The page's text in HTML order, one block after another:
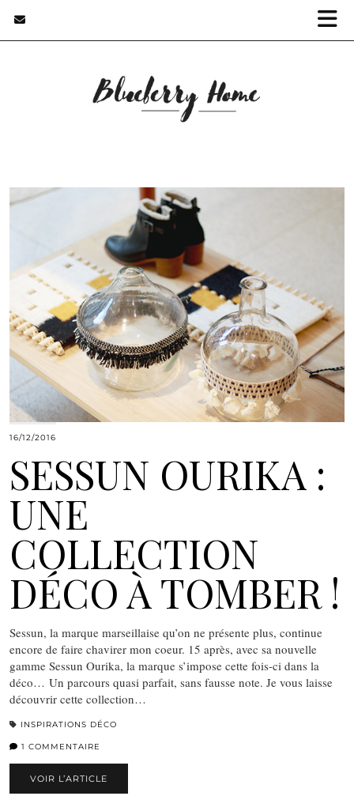
16/12/2016
SESSUN OURIKA :
UNE
COLLECTION
DÉCO À TOMBER !
Sessun, la marque marseillaise qu’on ne présente plus, continue
encore de faire chavirer mon coeur. 15 après, avec sa nouvelle
gamme Sessun Ourika, la marque s’impose cette fois-ci dans la
déco… Un parcours quasi parfait, sans fausse note. Je vous laisse
découvrir cette collection…
INSPIRATIONS DÉCO
1 COMMENTAIRE
VOIR L’ARTICLE